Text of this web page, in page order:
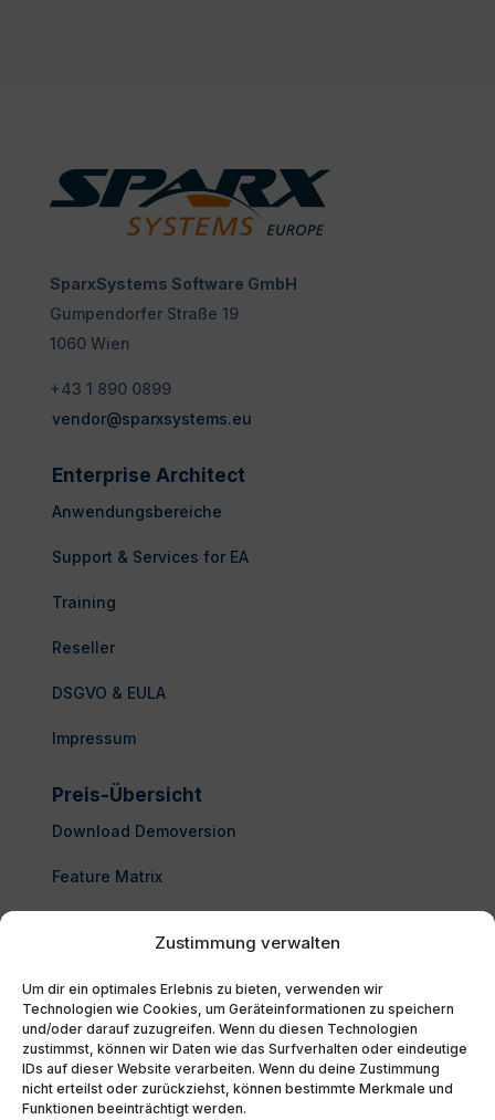
Zustimmung verwalten
Um dir ein optimales Erlebnis zu bieten, verwenden wir
Technologien wie Cookies, um Geräteinformationen zu speichern
und/oder darauf zuzugreifen. Wenn du diesen Technologien
zustimmst, können wir Daten wie das Surfverhalten oder eindeutige
IDs auf dieser Website verarbeiten. Wenn du deine Zustimmung
nicht erteilst oder zurückziehst, können bestimmte Merkmale und
Funktionen beeinträchtigt werden.
SparxSystems Software GmbH
Gumpendorfer Straße 19
1060 Wien
+43 1 890 0899
vendor@sparxsystems.eu
Enterprise Architect
Anwendungsbereiche
Support & Services for EA
Training
Reseller
DSGVO & EULA
Impressum
Preis-Übersicht
Download Demoversion
Feature Matrix